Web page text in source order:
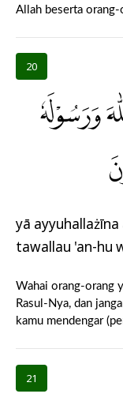
Allah beserta orang-
20
وَرَسُوْلَهٗ
yā ayyuhallażīna
tawallau 'an-hu
Wahai orang-orang
Rasul-Nya, dan
kamu mendengar
21